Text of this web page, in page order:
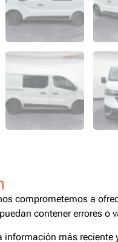
comprometemos a
contener errores o
información más